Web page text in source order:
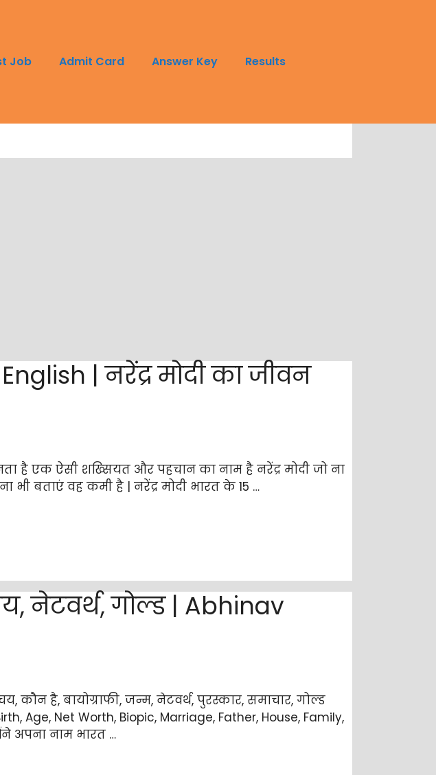
Job Admit Card Answer Key Results
| नरेंद्र मोदी का जीवन
है एक ऐसी शख्सियत और पहचान का नाम है नरेंद्र मोदी जो ना
भी बताएं वह कमी है | नरेंद्र मोदी भारत के 15 …
नेटवर्थ, गोल्ड | Abhinav
कौन है, बायोग्राफी, जन्म, नेटवर्थ, पुरस्कार, समाचार, गोल्ड
Age, Net Worth, Biopic, Marriage, Father, House, Family,
अपना नाम भारत …